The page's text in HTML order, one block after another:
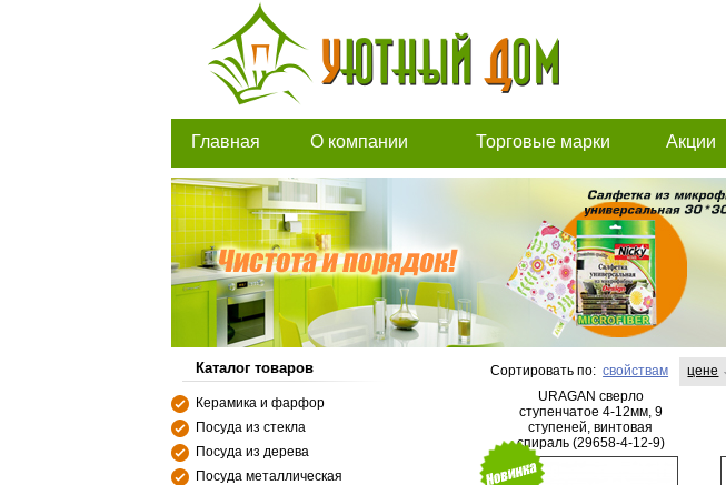
Главная О компании Торговые марки Акции
Каталог товаров
Керамика и фарфор
Посуда из стекла
Посуда из дерева
Посуда металлическая
Сортировать по: свойствам цене
URAGAN сверло
ступенчатое 4-12мм, 9
ступеней, винтовая
спираль (29658-4-12-9)